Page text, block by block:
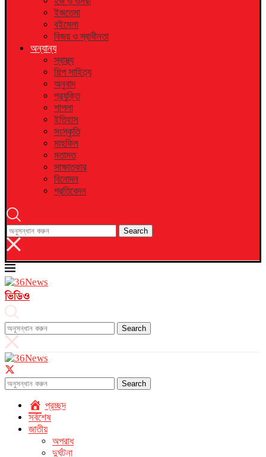
ইজতেমা
বইমেলা
বিজয় ও স্বাধীনতা
অন্যান্য
স্বাস্থ্য
শিল্প সাহিত্য
অনুবাদ
প্রযুক্তি
শাপলা
ইতিহাস
সংস্কৃতি
মাহফিল
মতামত
সাক্ষাতকার
বিনোদন
প্রতিবেদন
Search
ভিডিও
Search
Search
প্রচ্ছদ
সর্বশেষ
জাতীয়
অপরাধ
দুর্ঘটনা